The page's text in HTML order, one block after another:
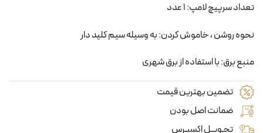
تعداد سرپیچ لامپ: 1 عدد
نحوه روشن ، خاموش کردن: به وسیله سیم کلید دار
منبع برق: با استفاده از برق شهری
تضمین بهترین قیمت
ضمانت اصل بودن
تحـویــل اکسپـرس